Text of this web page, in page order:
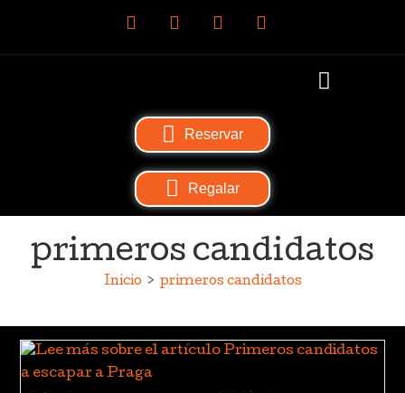
Reservar
Regalar
primeros candidatos
Inicio > primeros candidatos